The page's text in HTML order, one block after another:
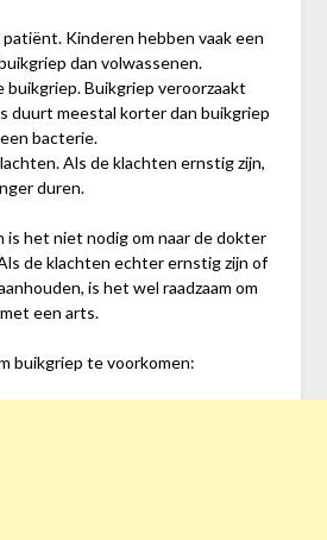
Kinderen hebben vaak een
dan volwassenen.
buikgriep. Buikgriep veroorzaakt
duurt meestal korter dan buikgriep
bacterie.
Als de klachten ernstig zijn,
duren.
is het niet nodig om naar de dokter
de klachten echter ernstig zijn of
is het wel raadzaam om
een arts.
buikgriep te voorkomen: